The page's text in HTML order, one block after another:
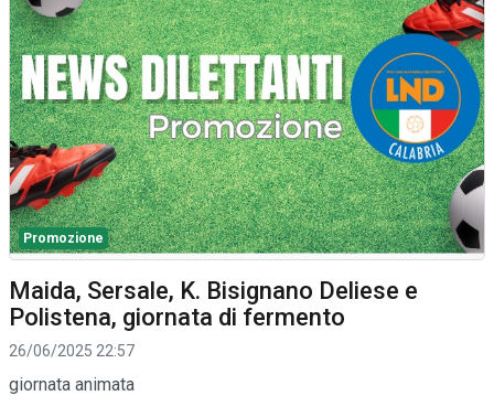
Promozione
Maida, Sersale, K. Bisignano Deliese e
Polistena, giornata di fermento
26/06/2025 22:57
giornata animata